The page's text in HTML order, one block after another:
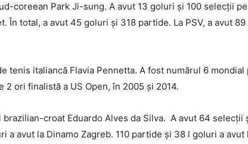
coreean Park Ji-sung. A avut 13 goluri și 100 selecții
În total, a avut 45 goluri și 318 partide. La PSV, a avut
tenis italiancă Flavia Pennetta. A fost numărul 6
2 ori finalistă a US Open, în 2005 și 2014.
croat Eduardo Alves da Silva. A avut 64
avut la Dinamo Zagreb. 110 partide și 38 l goluri a